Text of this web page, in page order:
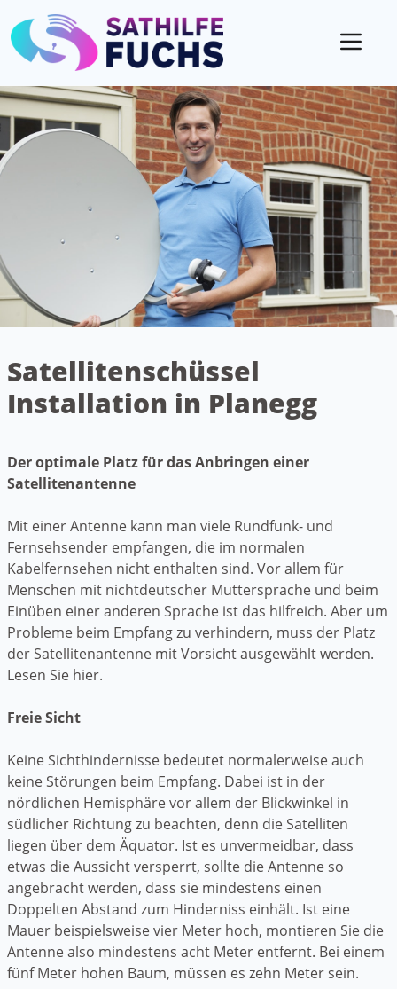
Satellitenschüssel
Installation in Planegg
Der optimale Platz für das Anbringen einer
Satellitenantenne
Mit einer Antenne kann man viele Rundfunk- und
Fernsehsender empfangen, die im normalen
Kabelfernsehen nicht enthalten sind. Vor allem für
Menschen mit nichtdeutscher Muttersprache und beim
Einüben einer anderen Sprache ist das hilfreich. Aber um
Probleme beim Empfang zu verhindern, muss der Platz
der Satellitenantenne mit Vorsicht ausgewählt werden.
Lesen Sie hier.
Freie Sicht
Keine Sichthindernisse bedeutet normalerweise auch
keine Störungen beim Empfang. Dabei ist in der
nördlichen Hemisphäre vor allem der Blickwinkel in
südlicher Richtung zu beachten, denn die Satelliten
liegen über dem Äquator. Ist es unvermeidbar, dass
etwas die Aussicht versperrt, sollte die Antenne so
angebracht werden, dass sie mindestens einen
Doppelten Abstand zum Hinderniss einhält. Ist eine
Mauer beispielsweise vier Meter hoch, montieren Sie die
Antenne also mindestens acht Meter entfernt. Bei einem
fünf Meter hohen Baum, müssen es zehn Meter sein.